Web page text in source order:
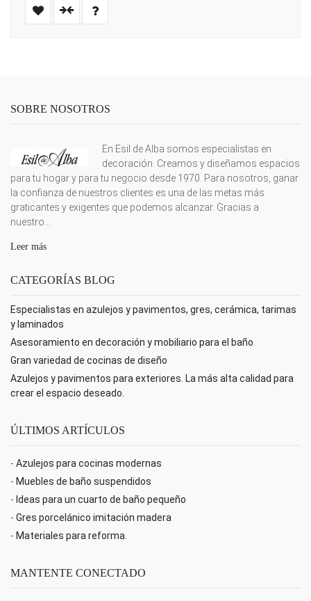
SOBRE NOSOTROS
En Esil de Alba somos especialistas en
decoración. Creamos y diseñamos espacios
para tu hogar y para tu negocio desde 1970. Para nosotros, ganar
la confianza de nuestros clientes es una de las metas más
graticantes y exigentes que podemos alcanzar. Gracias a
nuestro...
Leer más
CATEGORÍAS BLOG
Especialistas en azulejos y pavimentos, gres, cerámica, tarimas
y laminados
Asesoramiento en decoración y mobiliario para el baño
Gran variedad de cocinas de diseño
Azulejos y pavimentos para exteriores. La más alta calidad para
crear el espacio deseado.
ÚLTIMOS ARTÍCULOS
- Azulejos para cocinas modernas
- Muebles de baño suspendidos
- Ideas para un cuarto de baño pequeño
- Gres porcelánico imitación madera
- Materiales para reforma.
MANTENTE CONECTADO